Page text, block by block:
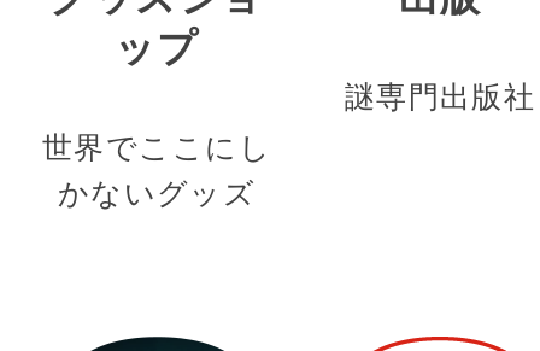
ップ
世界でここにし
かないグッズ
謎専門出版社